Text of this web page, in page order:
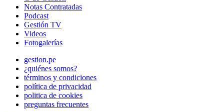
Notas Contratadas
Podcast
Gestión TV
Videos
Fotogalerías
gestion.pe
¿quiénes somos?
términos y condiciones
política de privacidad
politica de cookies
preguntas frecuentes